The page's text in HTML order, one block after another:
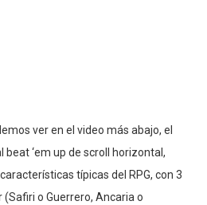
ver en el video más abajo, el
‘em up de scroll horizontal,
típicas del RPG, con 3
o Guerrero, Ancaria o